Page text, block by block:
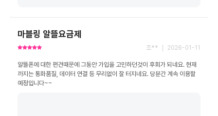
마블링 알뜰요금제
조** ｜ 2026-01-11
알뜰폰에 대한 편견때문에 그동안 가입을 고민하던것이 후회가 되네요. 현재
까지는 통화품질, 데이터 연결 등 무리없이 잘 터지네요. 당분간 계속 이용할
예정입니다~~